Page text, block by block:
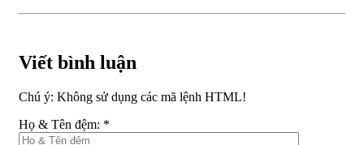
Viết bình luận
Chú ý: Không sử dụng các mã lệnh HTML!
Họ & Tên đệm: *